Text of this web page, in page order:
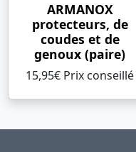
ARMANOX
protecteurs, de
coudes et de
genoux (paire)
15,95€ Prix ​​conseillé